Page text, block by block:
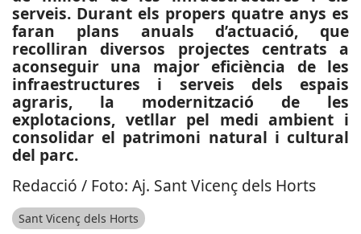
serveis. Durant els propers quatre anys es
faran plans anuals d’actuació, que
recolliran diversos projectes centrats a
aconseguir una major eficiència de les
infraestructures i serveis dels espais
agraris, la modernització de les
explotacions, vetllar pel medi ambient i
consolidar el patrimoni natural i cultural
del parc.
Redacció / Foto: Aj. Sant Vicenç dels Horts
Sant Vicenç dels Horts